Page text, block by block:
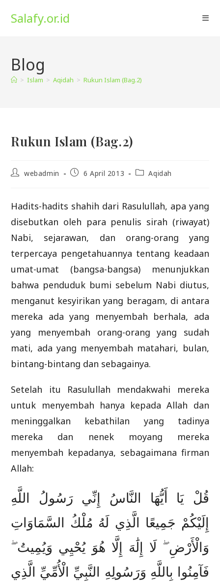
Salafy.or.id
Blog
> Islam > Aqidah > Rukun Islam (Bag.2)
Rukun Islam (Bag.2)
Postwebadmin
Post6 April 2013
PostAqidah
Hadits-hadits shahih dari Rasulullah, apa yang
disebutkan oleh para penulis sirah (riwayat)
Nabi, sejarawan, dan orang-orang yang
terpercaya pengetahuannya tentang keadaan
umat-umat (bangsa-bangsa) menunjukkan
bahwa penduduk bumi sebelum Nabi diutus,
menganut kesyirikan yang beragam, di antara
mereka ada yang menyembah berhala, ada
yang menyembah orang-orang yang sudah
mati, ada yang menyembah matahari, bulan,
bintang-bintang dan sebagainya.
Setelah itu Rasulullah mendakwahi mereka
untuk menyembah hanya kepada Allah dan
meninggalkan kebathilan yang tadinya
mereka dan nenek moyang mereka
menyembah kepadanya, sebagaimana firman
Allah:
قُلْ يَا أَيُّهَا النَّاسُ إِنِّي رَسُولُ اللَّهِ
إِلَيْكُمْ جَمِيعًا الَّذِي لَهُ مُلْكُ السَّمَاوَاتِ
وَالْأَرْضِ ۖ لَا إِلَٰهَ إِلَّا هُوَ يُحْيِي وَيُمِيتُ ۖ
فَآمِنُوا بِاللَّهِ وَرَسُولِهِ النَّبِيِّ الْأُمِّيِّ الَّذِي